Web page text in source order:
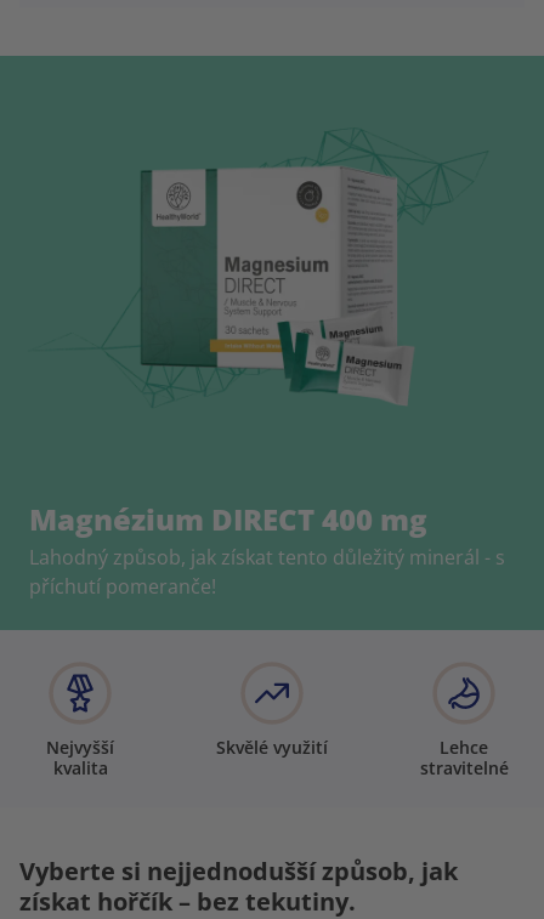
Magnézium DIRECT 400 mg
Lahodný způsob, jak získat tento důležitý minerál - s
příchutí pomeranče!
Nejvyšší
kvalita
Skvělé využití
Lehce
stravitelné
Vyberte si nejjednodušší způsob, jak
získat hořčík – bez tekutiny.